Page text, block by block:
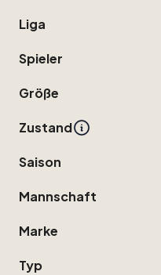
Liga
Spieler
Größe
Zustand
Saison
Mannschaft
Marke
Typ